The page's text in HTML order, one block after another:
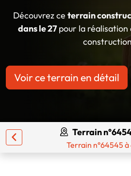
Découvrez ce terrain
dans le 27pour la réalisation
Voir ce terrain en détail
Terrain
Terrain n°64545